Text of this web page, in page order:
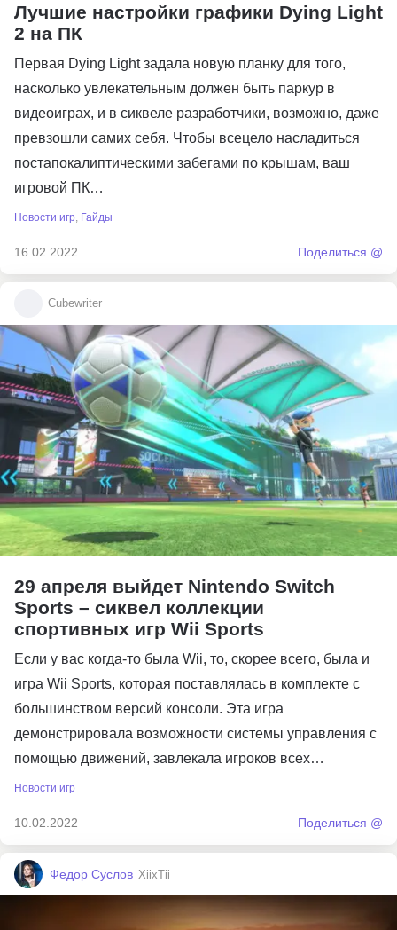
Лучшие настройки графики Dying Light
2 на ПК
Первая Dying Light задала новую планку для того,
насколько увлекательным должен быть паркур в
видеоиграх, и в сиквеле разработчики, возможно, даже
превзошли самих себя. Чтобы всецело насладиться
постапокалиптическими забегами по крышам, ваш
игровой ПК…
Новости игр Гайды
16.02.2022 Поделиться @
Cubewriter
29 апреля выйдет Nintendo Switch
Sports – сиквел коллекции
спортивных игр Wii Sports
Если у вас когда-то была Wii, то, скорее всего, была и
игра Wii Sports, которая поставлялась в комплекте с
большинством версий консоли. Эта игра
демонстрировала возможности системы управления с
помощью движений, завлекала игроков всех…
Новости игр
10.02.2022 Поделиться @
Федор Суслов XiixTii